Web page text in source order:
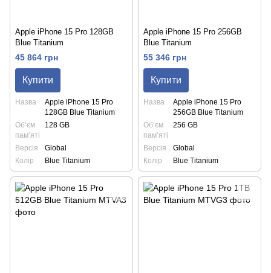
Apple iPhone 15 Pro 128GB
Blue Titanium
45 864 грн
Купити
Назва
Apple iPhone 15 Pro
128GB Blue Titanium
Обʼєм
памʼяті
128 GB
Версія
Global
Колір
Blue Titanium
Apple iPhone 15 Pro 256GB
Blue Titanium
55 346 грн
Купити
Назва
Apple iPhone 15 Pro
256GB Blue Titanium
Обʼєм
памʼяті
256 GB
Версія
Global
Колір
Blue Titanium